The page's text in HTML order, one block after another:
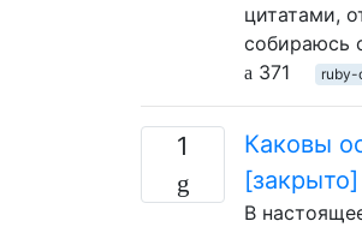
цитатами,
собираюсь
371
1
Каковы
[закрыто]
В